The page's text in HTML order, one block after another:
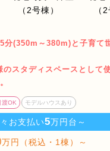
分(350m～380m)と子育て
のスタディスペースとして
渡OK モデルハウスあり
お支払い5万円台～
万円（税込・1棟）～